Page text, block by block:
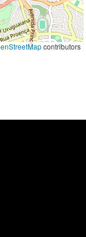
contributors